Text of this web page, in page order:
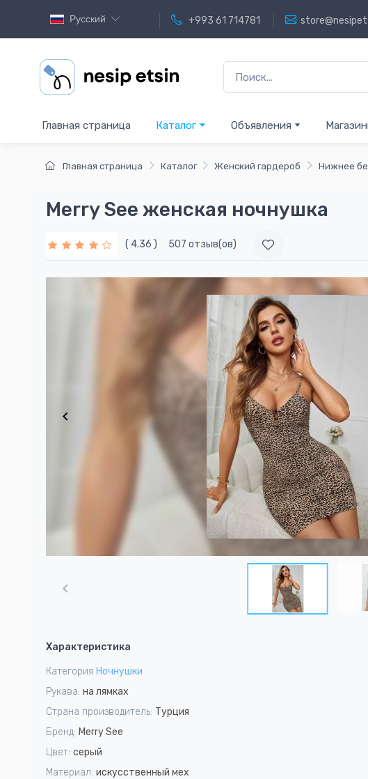
Русский +993 61 714781
Главная страница Каталог Объявления
Главная страница Каталог Женский гардероб Нижнее
Merry See женская ночнушка
( 4.36 ) 507 отзыв(ов)
6
Характеристика
Категория Ночнушки
Рукава: на лямках
Страна производитель: Турция
Бренд: Merry See
Цвет: серый
Материал: искусственный мех